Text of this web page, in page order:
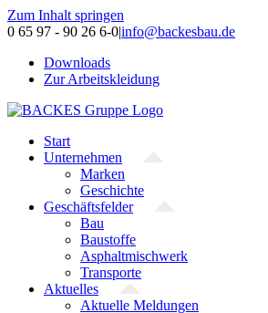
Zum Inhalt springen
0 65 97 - 90 26 6-0|info@backesbau.de
Downloads
Zur Arbeitskleidung
Start
Unternehmen
Marken
Geschichte
Geschäftsfelder
Bau
Baustoffe
Asphaltmischwerk
Transporte
Aktuelles
Aktuelle Meldungen